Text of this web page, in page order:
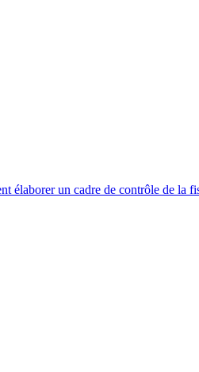
élaborer un cadre de contrôle de la